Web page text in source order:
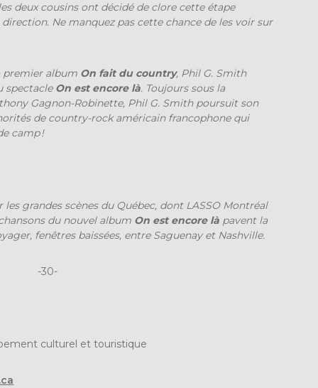
deux cousins ont décidé de clore cette étape
Ne manquez pas cette chance de les voir sur
premier album On fait du country, Phil G. Smith
spectacle On est encore là. Toujours sous la
Gagnon-Robinette, Phil G. Smith poursuit son
de country-rock américain francophone qui
camp !
grandes scènes du Québec, dont LASSO Montréal
du nouvel album On est encore là pavent la
fenêtres baissées, entre Saguenay et Nashville.
-30-
culturel et touristique